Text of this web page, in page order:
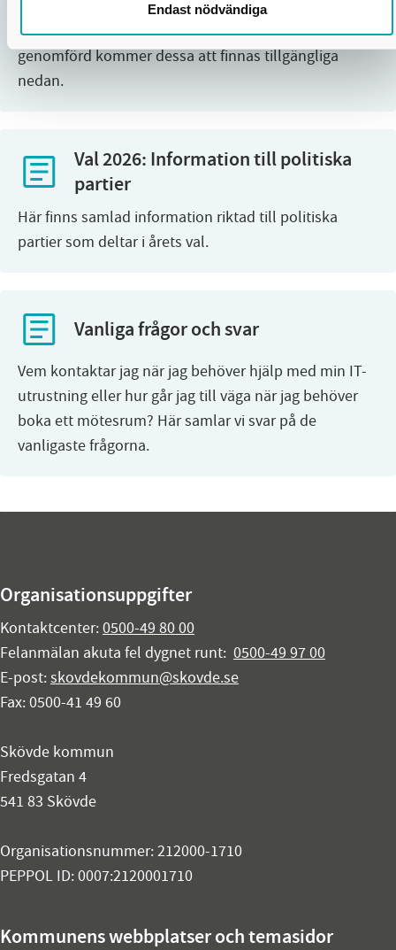
Endast nödvändiga
Under mandatperioden genomförs utbildningar för
alla förtroendevalda. Allt eftersom en utbildning är
genomförd kommer dessa att finnas tillgängliga
nedan.
Val 2026: Information till politiska
partier
Här finns samlad information riktad till politiska
partier som deltar i årets val.
Vanliga frågor och svar
Vem kontaktar jag när jag behöver hjälp med min IT-
utrustning eller hur går jag till väga när jag behöver
boka ett mötesrum? Här samlar vi svar på de
vanligaste frågorna.
Organisationsuppgifter
Kontaktcenter:0500-49 80 00
Felanmälan akuta fel dygnet runt: 0500-49 97 00
E-post:skovdekommun@skovde.se
Fax: 0500-41 49 60
Skövde kommun
Fredsgatan 4
541 83 Skövde
Organisationsnummer: 212000-1710
PEPPOL ID: 0007:2120001710
Kommunens webbplatser och temasidor